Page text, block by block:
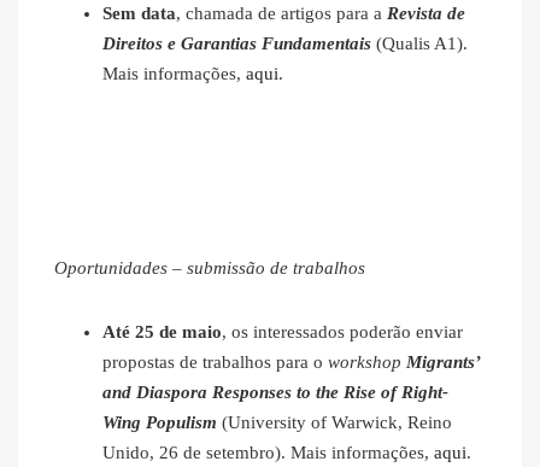
Sem data, chamada de artigos para a Revista de
Direitos e Garantias Fundamentais (Qualis A1).
Mais informações, aqui.
Oportunidades – submissão de trabalhos
Até 25 de maio, os interessados poderão enviar
propostas de trabalhos para o workshop Migrants’
and Diaspora Responses to the Rise of Right-
Wing Populism (University of Warwick, Reino
Unido, 26 de setembro). Mais informações, aqui.